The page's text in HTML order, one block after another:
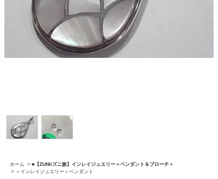
ホーム > ■【ZUNI/ズニ族】インレイジュエリー＜ペンダント＆ブローチ＞
> ＜インレイジュエリー＞ペンダント